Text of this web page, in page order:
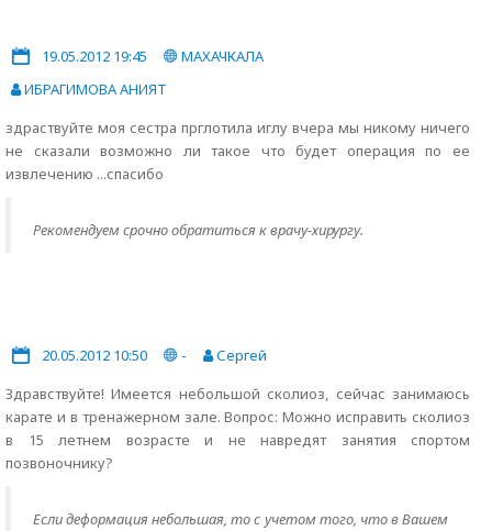
19.05.2012 19:45
МАХАЧКАЛА
ИБРАГИМОВА АНИЯТ
здраствуйте моя сестра прглотила иглу вчера мы никому ничего
не сказали возможно ли такое что будет операция по ее
извлечению ...спасибо
Рекомендуем срочно обратиться к врачу-хирургу.
20.05.2012 10:50 -
Сергей
Здравствуйте! Имеется небольшой сколиоз, сейчас занимаюсь
карате и в тренажерном зале. Вопрос: Можно исправить сколиоз
в 15 летнем возрасте и не навредят занятия спортом
позвоночнику?
Если деформация небольшая, то с учетом того, что в Вашем